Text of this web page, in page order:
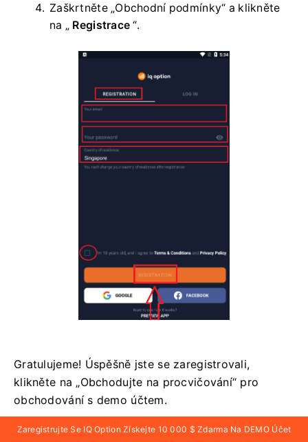
Zaškrtněte „Obchodní podmínky“ a klikněte
na „ Registrace “.
Gratulujeme! Úspěšně jste se zaregistrovali,
klikněte na „Obchodujte na procvičování“ pro
obchodování s demo účtem.
Zaregistrujte Se IQ Option Získejte 10 000 $ Zdarma Na DEMO Účet